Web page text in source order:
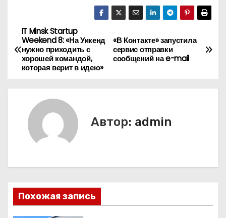
Н
а
ц
и
я
«В Контакте» запустила
сервис отправки
сообщений на e-mail
IT Minsk Startup
Weekend 8: «На Уикенд
нужно приходить с
хорошей командой,
которая верит в идею»
Автор: admin
Похожая запись